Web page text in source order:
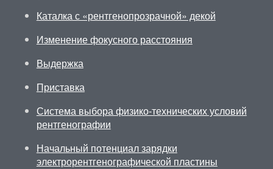
Каталка с «рентгенопрозрачной» декой
Изменение фокусного расстояния
Выдержка
Приставка
Система выбора физико-технических условий
рентгенографии
Начальный потенциал зарядки
электрорентгенографической пластины